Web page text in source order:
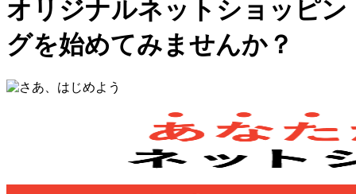
オリジナルネットショッピン
グを始めてみませんか？